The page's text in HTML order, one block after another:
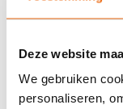
Deze website
We gebruiken
personaliseren,